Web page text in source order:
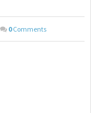
0 Comments